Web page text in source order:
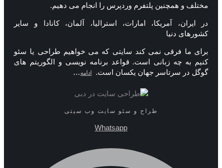
مختلف و همچنین پلتفرم وردپرس را انجام می دهیم.
در ایران، آمریکا، امارات، استرالیا، آلمان، کانادا و سایر
کشورهای دنیا
برای ما فرقی نمی کند سایتی که می خواهیم طراحی یا سئو
کنیم به چه زبانی است. قواعد برنامه نویسی و الگوریتم های
گوگل در سرتاسر جهان یکسان است.
ادامه …
طراح و سئو سایت وب سیتی
Whatsapp